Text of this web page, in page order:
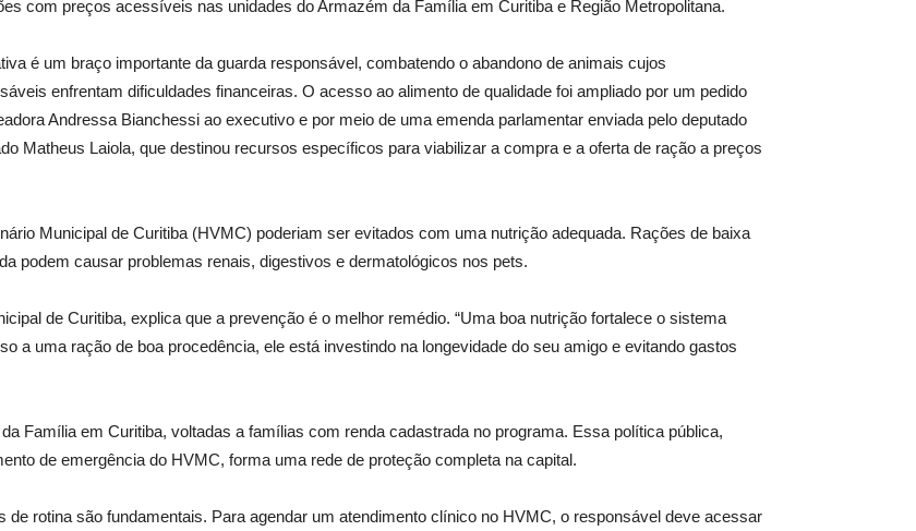
com preços acessíveis nas unidades do Armazém da Família em Curitiba e Região Metropolitana.
é um braço importante da guarda responsável, combatendo o abandono de animais cujos
enfrentam dificuldades financeiras. O acesso ao alimento de qualidade foi ampliado por um pedido
Andressa Bianchessi ao executivo e por meio de uma emenda parlamentar enviada pelo deputado
Matheus Laiola, que destinou recursos específicos para viabilizar a compra e a oferta de ração a preços
Municipal de Curitiba (HVMC) poderiam ser evitados com uma nutrição adequada. Rações de baixa
podem causar problemas renais, digestivos e dermatológicos nos pets.
de Curitiba, explica que a prevenção é o melhor remédio. “Uma boa nutrição fortalece o sistema
a uma ração de boa procedência, ele está investindo na longevidade do seu amigo e evitando gastos
Família em Curitiba, voltadas a famílias com renda cadastrada no programa. Essa política pública,
de emergência do HVMC, forma uma rede de proteção completa na capital.
de rotina são fundamentais. Para agendar um atendimento clínico no HVMC, o responsável deve acessar